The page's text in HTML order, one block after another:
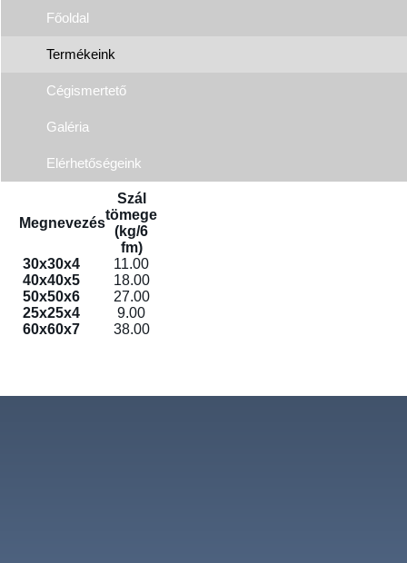
Főoldal
Termékeink
Cégismertető
Galéria
Elérhetőségeink
Megnevezés
Szál
tömege
(kg/6
fm)
30x30x4
11.00
40x40x5
18.00
50x50x6
27.00
25x25x4
9.00
60x60x7
38.00